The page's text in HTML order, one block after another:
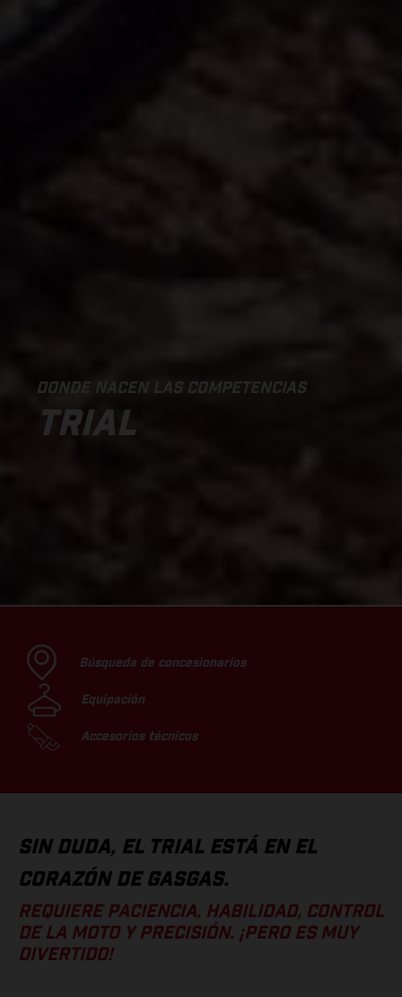
DONDE NACEN LAS COMPETENCIAS
TRIAL
Búsqueda de concesionarios
Equipación
Accesorios técnicos
SIN DUDA, EL TRIAL ESTÁ EN EL
CORAZÓN DE GASGAS.
REQUIERE PACIENCIA, HABILIDAD, CONTROL
DE LA MOTO Y PRECISIÓN. ¡PERO ES MUY
DIVERTIDO!